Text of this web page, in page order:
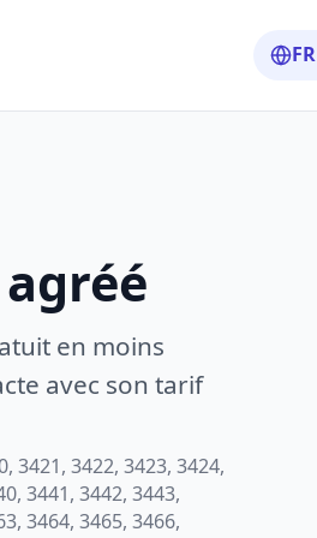
FR
en moins
avec son tarif
3421, 3422, 3423, 3424,
3441, 3442, 3443,
3464, 3465, 3466,